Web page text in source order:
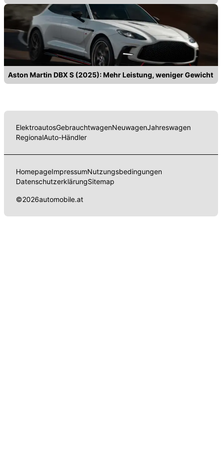
Aston Martin DBX S (2025): Mehr Leistung, weniger Gewicht
ElektroautosGebrauchtwagenNeuwagenJahreswagen
RegionalAuto-Händler
HomepageImpressumNutzungsbedingungen
DatenschutzerklärungSitemap
©2026automobile.at